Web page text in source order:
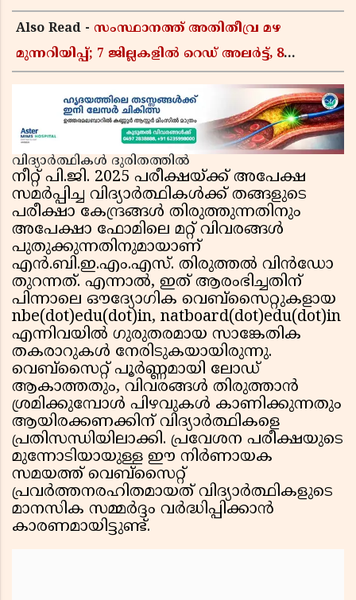
Also Read - സംസ്ഥാനത്ത് അതിതീവ്ര മഴ
മുന്നറിയിപ്പ്; 7 ജില്ലകളിൽ റെഡ് അലർട്ട്, 8
വിദ്യാർത്ഥികൾ ദുരിതത്തിൽ
നീറ്റ് പി.ജി. 2025 പരീക്ഷയ്ക്ക് അപേക്ഷ
സമർപ്പിച്ച വിദ്യാർത്ഥികൾക്ക് തങ്ങളുടെ
പരീക്ഷാ കേന്ദ്രങ്ങൾ തിരുത്തുന്നതിനും
അപേക്ഷാ ഫോമിലെ മറ്റ് വിവരങ്ങൾ
പുതുക്കുന്നതിനുമായാണ്
എൻ.ബി.ഇ.എം.എസ്. തിരുത്തൽ വിൻഡോ
തുറന്നത്. എന്നാൽ, ഇത് ആരംഭിച്ചതിന്
പിന്നാലെ ഔദ്യോഗിക വെബ്സൈറ്റുകളായ
nbe(dot)edu(dot)in, natboard(dot)edu(dot)in
എന്നിവയിൽ ഗുരുതരമായ സാങ്കേതിക
തകരാറുകൾ നേരിടുകയായിരുന്നു.
വെബ്സൈറ്റ് പൂർണ്ണമായി ലോഡ്
ആകാത്തതും, വിവരങ്ങൾ തിരുത്താൻ
ശ്രമിക്കുമ്പോൾ പിഴവുകൾ കാണിക്കുന്നതും
ആയിരക്കണക്കിന് വിദ്യാർത്ഥികളെ
പ്രതിസന്ധിയിലാക്കി. പ്രവേശന പരീക്ഷയുടെ
മുന്നോടിയായുള്ള ഈ നിർണായക
സമയത്ത് വെബ്സൈറ്റ്
പ്രവർത്തനരഹിതമായത് വിദ്യാർത്ഥികളുടെ
മാനസിക സമ്മർദ്ദം വർദ്ധിപ്പിക്കാൻ
കാരണമായിട്ടുണ്ട്.